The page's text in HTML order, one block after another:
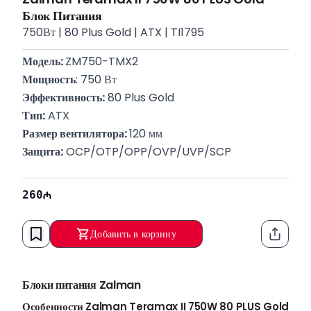
Блок Питания
750Вт | 80 Plus Gold | ATX | TI1795
Модель: ZM750-TMX2
Мощность: 750 Вт
Эффективность: 80 Plus Gold
Тип: ATX
Размер вентилятора: 120 мм
Защита: OCP/OTP/OPP/OVP/UVP/SCP
260
Добавить в корзину
Блоки питания Zalman
Особенности Zalman Teramax II 750W 80 PLUS Gold